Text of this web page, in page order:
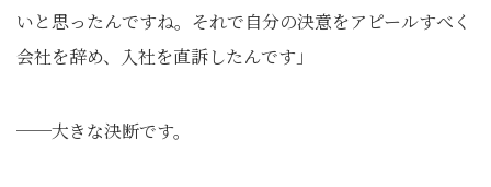
いと思ったんですね。それで自分の決意をアピールすべく
会社を辞め、入社を直訴したんです」
──大きな決断です。